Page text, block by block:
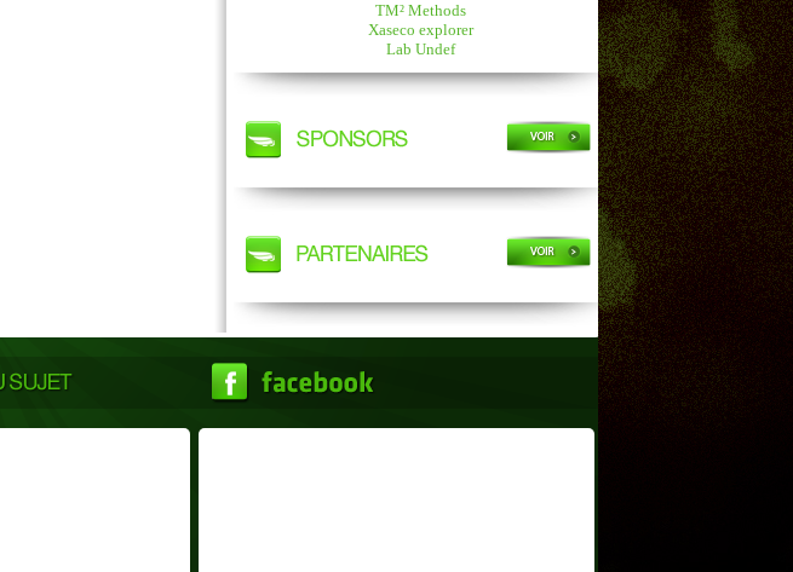
TM² Methods
Xaseco explorer
Lab Undef